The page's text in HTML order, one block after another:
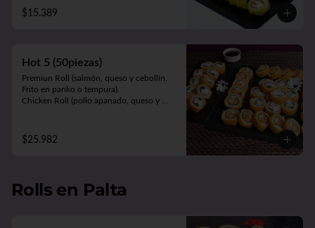
palta. Envuelto en pollo apanado y salsa
maracuyá).
$15.389
Hot 5 (50piezas)
Premiun Roll (salmón, queso y cebollín.
Frito en panko o tempura).
Chicken Roll (pollo apanado, queso y
palta. Envuelto en pollo apanado y salsa
maracuyá).
teriyaki).
$25.982
Rolls en Palta